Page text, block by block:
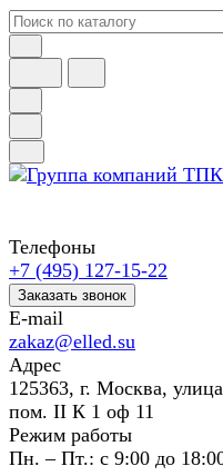
Телефоны
+7 (495) 127-15-22
Заказать звонок
E-mail
zakaz@elled.su
Адрес
125363, г. Москва,
пом. II К 1 оф 11
Режим работы
Пн. – Пт.: с 9:00 до